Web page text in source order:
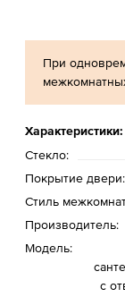
При
Характеристики:
Стекло:
Покрытие двери:
Стиль
Производитель:
Модель:
с